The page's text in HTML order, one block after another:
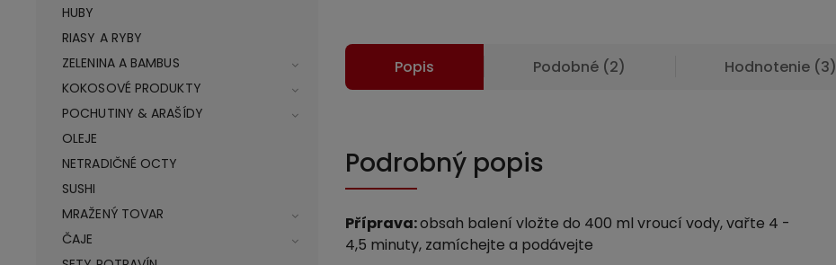
HUBY
RIASY A RYBY
ZELENINA A BAMBUS
KOKOSOVÉ PRODUKTY
POCHUTINY & ARAŠÍDY
OLEJE
NETRADIČNÉ OCTY
SUSHI
MRAŽENÝ TOVAR
ČAJE
Popis Podobné (2) Hodnotenie (3)
Podrobný popis
Příprava:obsah balení vložte do 400 ml vroucí vody, vařte 4 -
4,5 minuty, zamíchejte a podávejte